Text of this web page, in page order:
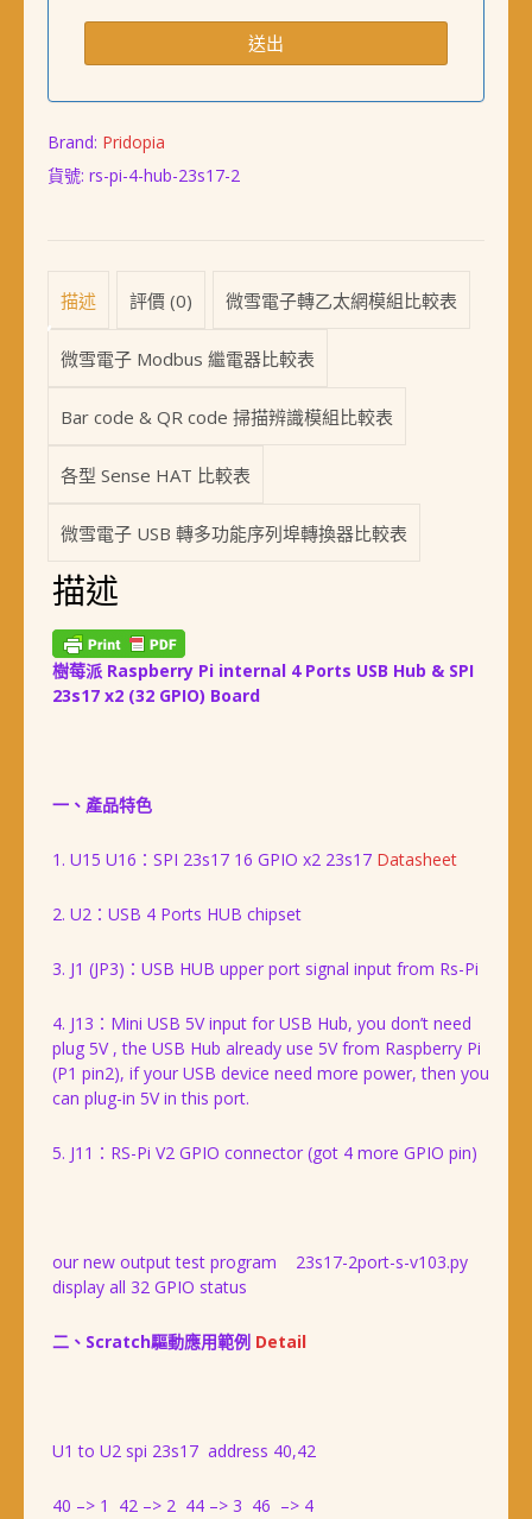
Brand: Pridopia
貨號: rs-pi-4-hub-23s17-2
描述 評價 (0) 微雪電子轉乙太網模組比較表
微雪電子 Modbus 繼電器比較表
Bar code & QR code 掃描辨識模組比較表
各型 Sense HAT 比較表
微雪電子 USB 轉多功能序列埠轉換器比較表
描述
樹莓派 Raspberry Pi internal 4 Ports USB Hub & SPI
23s17 x2 (32 GPIO) Board
一、產品特色
1. U15 U16：SPI 23s17 16 GPIO x2 23s17 Datasheet
2. U2：USB 4 Ports HUB chipset
3. J1 (JP3)：USB HUB upper port signal input from Rs-Pi
4. J13：Mini USB 5V input for USB Hub, you don’t need
plug 5V , the USB Hub already use 5V from Raspberry Pi
(P1 pin2), if your USB device need more power, then you
can plug-in 5V in this port.
5. J11：RS-Pi V2 GPIO connector (got 4 more GPIO pin)
our new output test program 23s17-2port-s-v103.py
display all 32 GPIO status
二、Scratch驅動應用範例 Detail
U1 to U2 spi 23s17 address 40,42
40 –> 1 42 –> 2 44 –> 3 46 –> 4